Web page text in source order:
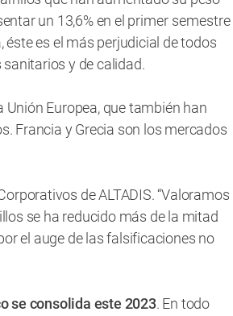
un 13,6% en el primer semestre
éste es el más perjudicial de todos
y de calidad.
Europea, que también han
Francia y Grecia son los mercados
de ALTADIS. “Valoramos
se ha reducido más de la mitad
el auge de las falsificaciones no
se consolida este 2023. En todo